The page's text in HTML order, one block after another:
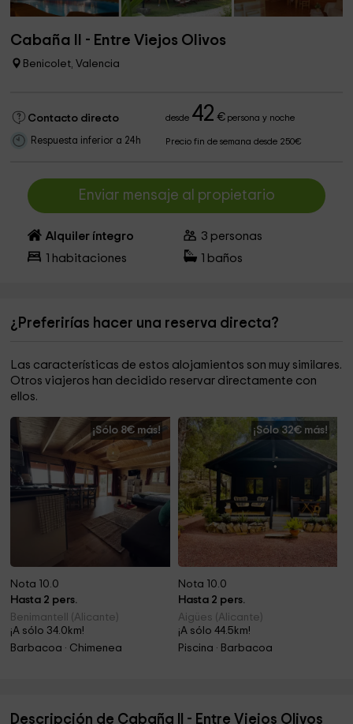
Cabaña II - Entre Viejos Olivos
Benicolet, Valencia
Contacto directo desde 42 €persona y noche
Respuesta inferior a 24h Precio fin de semana desde 250€
Enviar mensaje al propietario
Alquiler íntegro 3 personas
habitaciones baños
¿Preferirías hacer una reserva directa?
Las características de estos alojamientos son muy similares.
Otros viajeros han decidido reservar directamente con
ellos.
¡Sólo 8€ más!
Nota 10.0
Hasta 2 pers.
Benimantell (Alicante)
¡A sólo 34.0km!
Barbacoa · Chimenea
¡Sólo 32€ más!
Nota 10.0
Hasta 2 pers.
Aigües (Alicante)
¡A sólo 44.5km!
Piscina · Barbacoa
Descripción de Cabaña II - Entre Viejos Olivos